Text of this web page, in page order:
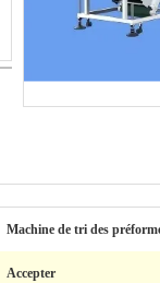
Machine de tri des
Accepter